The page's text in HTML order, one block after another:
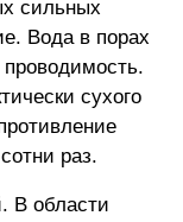
сильных
Вода в порах
проводимость.
сухого
раз.
В области